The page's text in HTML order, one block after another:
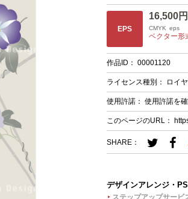
EPS
16,500円
CMYK eps
ベクター形
作品ID： 00001120
ライセンス種別： ロイ
使用許諾： 使用許諾を
このページのURL：
SHARE：
デザインアレンジ・
ステップアップサービ